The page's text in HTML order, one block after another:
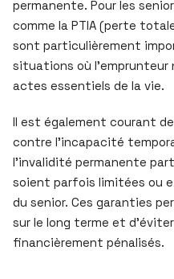
permanente. Pour les
comme la PTIA (perte
sont particulièrement
situations où l’emprunteur
actes essentiels de la vie.
Il est également courant
contre l’incapacité
l’invalidité permanente
soient parfois limitées ou
du senior. Ces garanties
sur le long terme et
financièrement pénalisés.